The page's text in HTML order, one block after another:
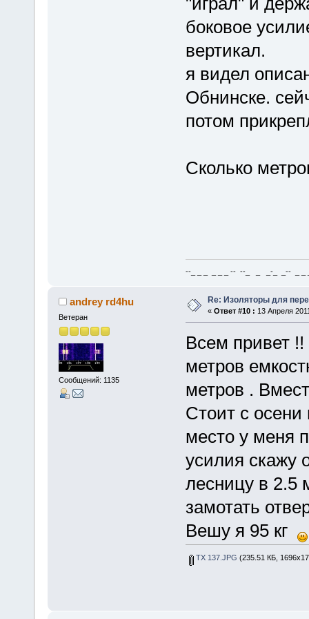
боковое
вертикал.
я видел
Обнинске.
потом
Сколько
--_ _ _ _ _ _ -- --_ _ _-_ _-- _ _
andrey rd4hu
Ветеран
Сообщений: 1135
Re: Изоляторы для
« Ответ #10 : 13 Апреля
Всем привет !!
метров
метров .
Стоит с
место у меня
усилия скажу
лесницу в 2.5
замотать
Вешу я 95 кг
TX 137.JPG (235.51 КБ,